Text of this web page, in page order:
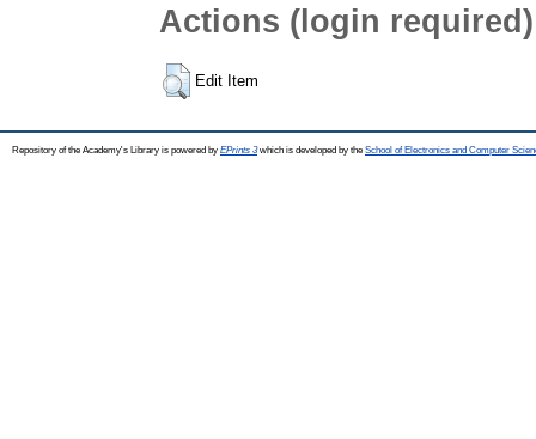
Actions (login required)
Edit Item
Repository of the Academy's Library is powered by EPrints 3which is developed by the School of Electronics and Computer